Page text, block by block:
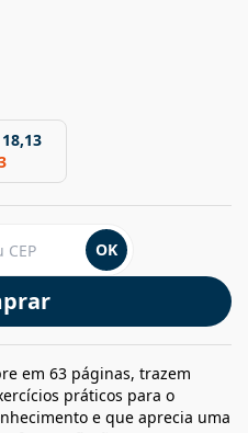
18,13
OK
em 63 páginas, trazem
práticos para o
e que aprecia uma